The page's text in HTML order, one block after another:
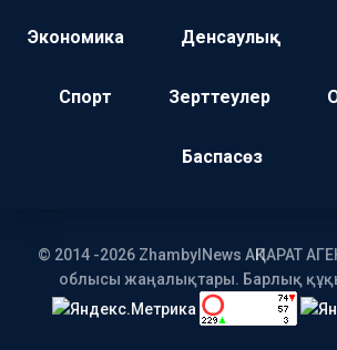
Экономика Денсаулық
Спорт Зерттеулер
Баспасөз
© 2014 -2026 ZhambylNews АҚПАРАТ
облысы жаңалықтары. Барлық